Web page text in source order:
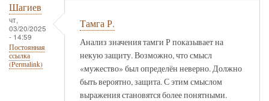
Шагиев
чт,
03/20/2025
- 14:59
Постоянная
ссылка
(Permalink)
Тамга Р.
Анализ значения тамги Р показывает на
некую защиту. Возможно, что смысл
«мужество» был определён неверно. Должно
быть вероятно, защита. С этим смыслом
выражения становятся более понятными.